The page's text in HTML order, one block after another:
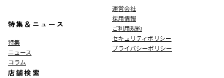
特集＆ニュース
特集
ニュース
コラム
店舗検索
運営会社
採用情報
ご利用規約
セキュリティポリシー
プライバシーポリシー